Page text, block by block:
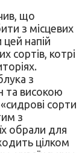
що
з місцевих
напій
сортів, котрі
з
та високою
сорти
з
обрали для
цілком